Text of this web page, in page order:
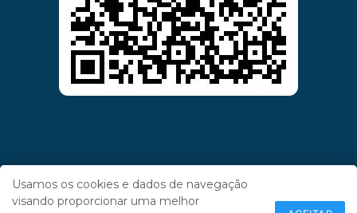
Usamos os cookies e dados de navegação
visando proporcionar uma melhor